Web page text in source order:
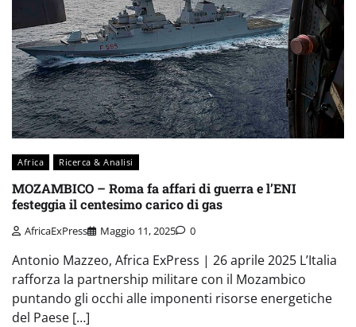
Africa Ricerca & Analisi
MOZAMBICO – Roma fa affari di guerra e l’ENI
festeggia il centesimo carico di gas
AfricaExPress Maggio 11, 2025 0
Antonio Mazzeo, Africa ExPress | 26 aprile 2025 L’Italia
rafforza la partnership militare con il Mozambico
puntando gli occhi alle imponenti risorse energetiche
del Paese […]